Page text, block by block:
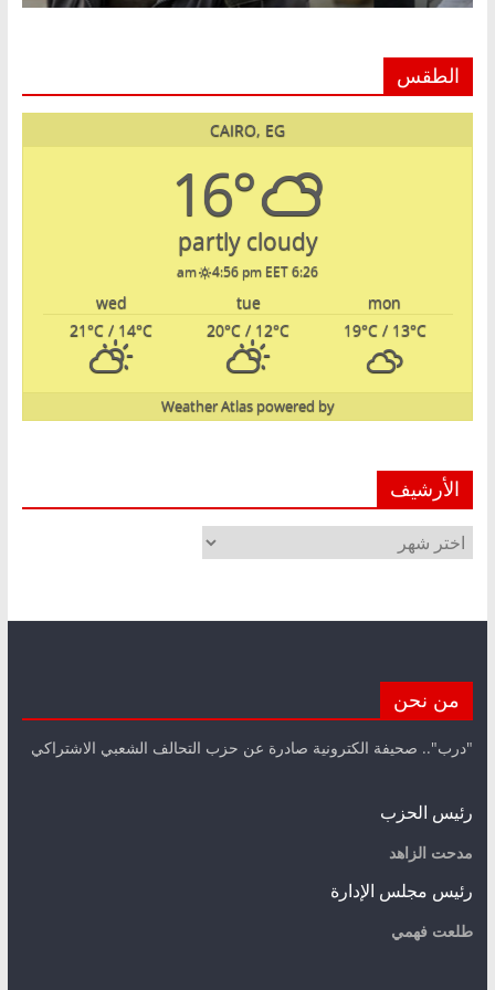
الطقس
CAIRO, EG
16°
partly cloudy
6:26 am
4:56 pm EET
mon
tue
wed
19°C/ 13°C
20°C / 12°C
21°C / 14°C
powered by
Weather Atlas
الأرشيف
الأرشيف
من نحن
"درب".. صحيفة الكترونية صادرة عن حزب التحالف الشعبي الاشتراكي
رئيس الحزب
مدحت الزاهد
رئيس مجلس الإدارة
طلعت فهمي